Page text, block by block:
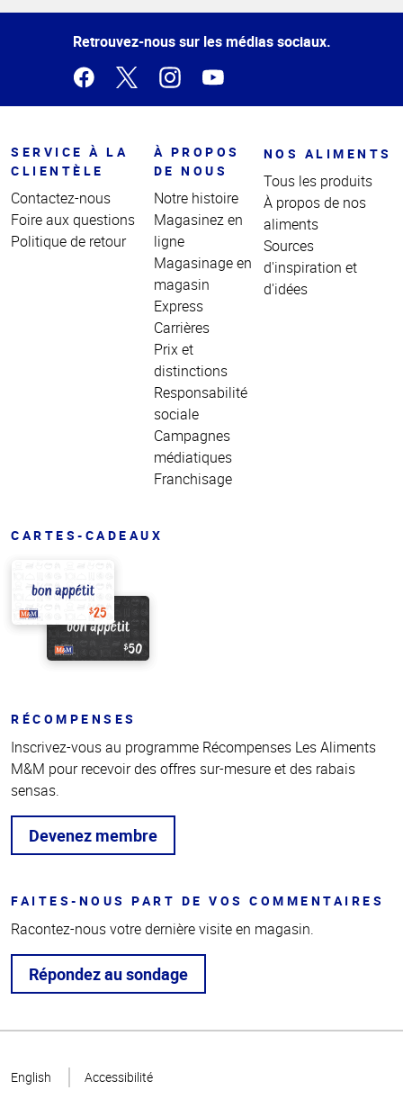
Retrouvez-nous sur les médias sociaux.
SERVICE À LA
CLIENTÈLE
Contactez-nous
Foire aux questions
Politique de retour
À PROPOS
DE NOUS
Notre histoire
Magasinez en
ligne
Magasinage en
magasin
Express
Carrières
Prix et
distinctions
Responsabilité
sociale
Campagnes
médiatiques
Franchisage
NOS ALIMENTS
Tous les produits
À propos de nos
aliments
Sources
d'inspiration et
d'idées
CARTES-CADEAUX
RÉCOMPENSES
Inscrivez-vous au programme Récompenses Les Aliments
M&M pour recevoir des offres sur-mesure et des rabais
sensas.
Devenez membre
FAITES-NOUS PART DE VOS COMMENTAIRES
Racontez-nous votre dernière visite en magasin.
Répondez au sondage
page
English Accessibilité